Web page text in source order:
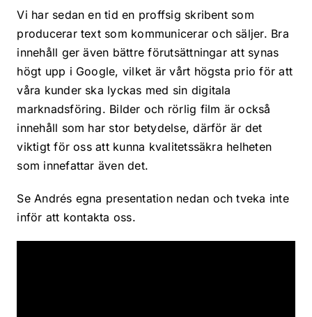
Vi har sedan en tid en proffsig skribent som
producerar text som kommunicerar och säljer. Bra
innehåll ger även bättre förutsättningar att synas
högt upp i Google, vilket är vårt högsta prio för att
våra kunder ska lyckas med sin digitala
marknadsföring. Bilder och rörlig film är också
innehåll som har stor betydelse, därför är det
viktigt för oss att kunna kvalitetssäkra helheten
som innefattar även det.
Se Andrés egna presentation nedan och tveka inte
inför att kontakta oss.